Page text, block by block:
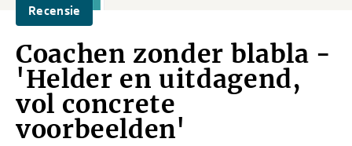
Recensie
Coachen zonder blabla -
'Helder en uitdagend,
vol concrete
voorbeelden'